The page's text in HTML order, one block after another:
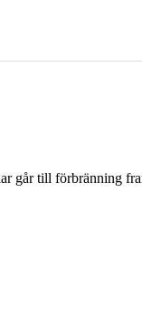
går till förbränning